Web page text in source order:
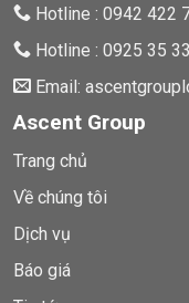
Hotline : 0942 422
Hotline : 0925 35
Email:
Ascent Group
Trang chủ
Về chúng tôi
Dịch vụ
Báo giá